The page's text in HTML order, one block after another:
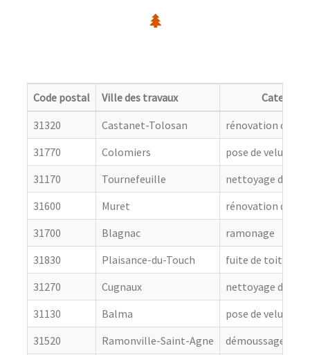
Code postal Ville des travaux
Categorie
31320
Castanet-Tolosan
rénovation de
31770
Colomiers
pose de velux
31170
Tournefeuille
nettoyage de
31600
Muret
rénovation de
31700
Blagnac
ramonage
31830
Plaisance-du-Touch
fuite de toiture
31270
Cugnaux
nettoyage de
31130
Balma
pose de velux
31520
Ramonville-Saint-Agne
démoussage de